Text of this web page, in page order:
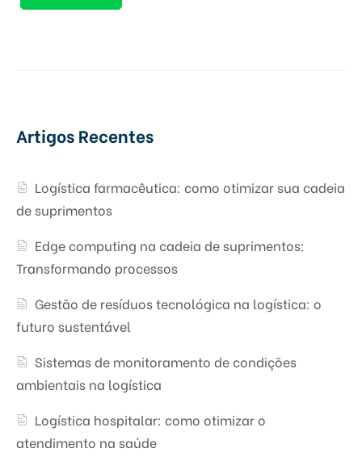
Artigos Recentes
Logística farmacêutica: como otimizar sua cadeia
de suprimentos
Edge computing na cadeia de suprimentos:
Transformando processos
Gestão de resíduos tecnológica na logística: o
futuro sustentável
Sistemas de monitoramento de condições
ambientais na logística
Logística hospitalar: como otimizar o
atendimento na saúde